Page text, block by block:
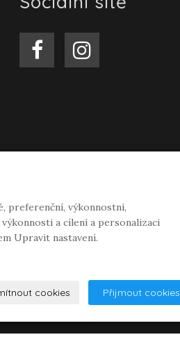
preferenční, výkonnostní,
a cílení a personalizaci
Upravit nastavení.
cookies Přijmout cookies